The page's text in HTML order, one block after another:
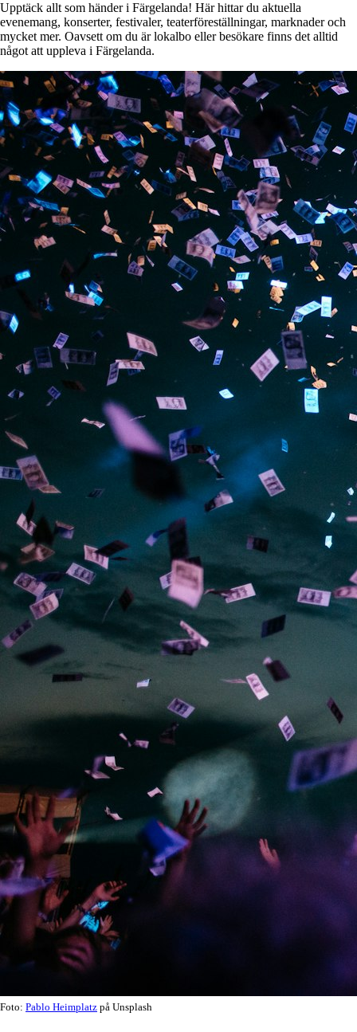
Upptäck allt som händer i Färgelanda! Här hittar du aktuella
evenemang, konserter, festivaler, teaterföreställningar, marknader och
mycket mer. Oavsett om du är lokalbo eller besökare finns det alltid
något att uppleva i Färgelanda.
Foto: Pablo Heimplatz på Unsplash